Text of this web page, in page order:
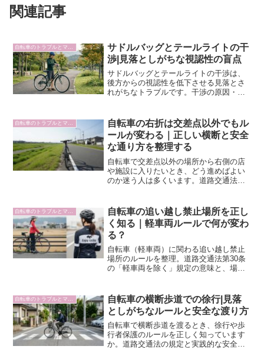
関連記事
サドルバッグとテールライトの干
渉|見落としがちな視認性の盲点
サドルバッグとテールライトの干渉は、
後方からの視認性を低下させる見落とさ
れがちなトラブルです。干渉の原因・取
自転車のトラブルとマナー
自転車の右折は交差点以外でもル
ールが変わる｜正しい横断と安全
な通り方を整理する
自転車で交差点以外の場所から右側の店
や施設に入りたいとき、どう進めばよい
のか迷う人は多くいます。道路交通法上
法まで、交差点以外での右折に関するル
ールを公的情報をもとに整理します。
自転車の追い越し禁止場所を正し
く知る｜軽車両ルールで何が変わ
る？
自転車（軽車両）に関わる追い越し禁止
場所のルールを整理。道路交通法第30条
の「軽車両を除く」規定の意味と、場所
自転車の横断歩道での徐行|見落
としがちなルールと安全な渡り方
自転車で横断歩道を渡るとき、徐行や歩
行者保護のルールを正しく知っています
か。道路交通法の規定と実践的な安全行